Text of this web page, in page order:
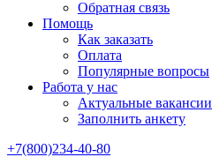
Обратная связь
Помощь
Как заказать
Оплата
Популярные вопросы
Работа у нас
Актуальные вакансии
Заполнить анкету
+7(800)234-40-80